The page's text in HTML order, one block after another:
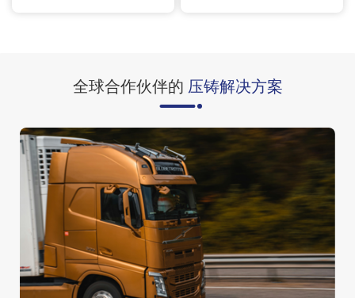
全球合作伙伴的 压铸解决方案